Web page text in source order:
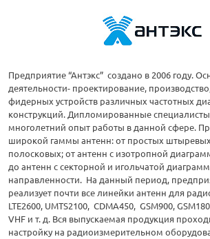
Предприятие “Антэкс” создано в 2006 году.
деятельности- проектирование,
фидерных устройств различных частотных
конструкций. Дипломированные
многолетний опыт работы в данной сфере.
широкой гаммы антенн: от простых
полосковых; от антенн с изотропной
до антенн с секторной и игольчатой
направленности. На данный период,
реализует почти все линейки антенн для
LTE2600, UMTS2100, CDMA450, GSM900,
VHF и т. д. Вся выпускаемая продукция
настройку на радиоизмерительном